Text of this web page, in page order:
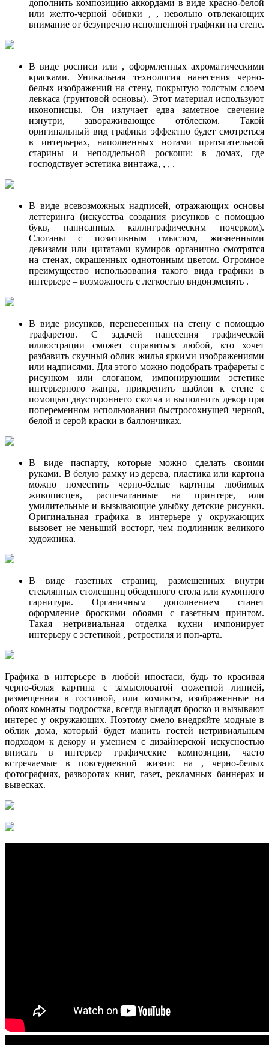
дополнить композицию аккордами в виде красно-белой
или желто-черной обивки , , невольно отвлекающих
внимание от безупречно исполненной графики на стене.
В виде росписи или , оформленных ахроматическими
красками. Уникальная технология нанесения черно-
белых изображений на стену, покрытую толстым слоем
левкаса (грунтовой основы). Этот материал используют
иконописцы. Он излучает едва заметное свечение
изнутри, завораживающее отблеском. Такой
оригинальный вид графики эффектно будет смотреться
в интерьерах, наполненных нотами притягательной
старины и неподдельной роскоши: в домах, где
господствует эстетика винтажа, , , .
В виде всевозможных надписей, отражающих основы
леттеринга (искусства создания рисунков с помощью
букв, написанных каллиграфическим почерком).
Слоганы с позитивным смыслом, жизненными
девизами или цитатами кумиров органично смотрятся
на стенах, окрашенных однотонным цветом. Огромное
преимущество использования такого вида графики в
интерьере – возможность с легкостью видоизменять .
В виде рисунков, перенесенных на стену с помощью
трафаретов. С задачей нанесения графической
иллюстрации сможет справиться любой, кто хочет
разбавить скучный облик жилья яркими изображениями
или надписями. Для этого можно подобрать трафареты с
рисунком или слоганом, импонирующим эстетике
интерьерного жанра, прикрепить шаблон к стене с
помощью двустороннего скотча и выполнить декор при
попеременном использовании быстросохнущей черной,
белой и серой краски в баллончиках.
В виде паспарту, которые можно сделать своими
руками. В белую рамку из дерева, пластика или картона
можно поместить черно-белые картины любимых
живописцев, распечатанные на принтере, или
умилительные и вызывающие улыбку детские рисунки.
Оригинальная графика в интерьере у окружающих
вызовет не меньший восторг, чем подлинник великого
художника.
В виде газетных страниц, размещенных внутри
стеклянных столешниц обеденного стола или кухонного
гарнитура. Органичным дополнением станет
оформление броскими обоями с газетным принтом.
Такая нетривиальная отделка кухни импонирует
интерьеру с эстетикой , ретростиля и поп-арта.
Графика в интерьере в любой ипостаси, будь то красивая
черно-белая картина с замысловатой сюжетной линией,
размещенная в гостиной, или комиксы, изображенные на
обоях комнаты подростка, всегда выглядят броско и вызывают
интерес у окружающих. Поэтому смело внедряйте модные в
облик дома, который будет манить гостей нетривиальным
подходом к декору и умением с дизайнерской искусностью
вписать в интерьер графические композиции, часто
встречаемые в повседневной жизни: на , черно-белых
фотографиях, разворотах книг, газет, рекламных баннерах и
вывесках.